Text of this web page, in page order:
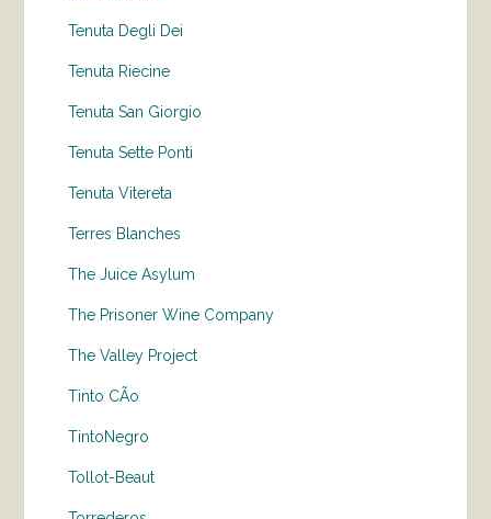
Tenuta Degli Dei
Tenuta Riecine
Tenuta San Giorgio
Tenuta Sette Ponti
Tenuta Vitereta
Terres Blanches
The Juice Asylum
The Prisoner Wine Company
The Valley Project
Tinto CÃo
TintoNegro
Tollot-Beaut